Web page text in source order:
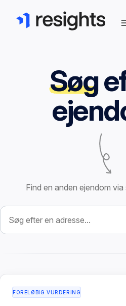
Søg
Find en anden ejendom
Søg efter ejendom
FORELØBIG VURDERING